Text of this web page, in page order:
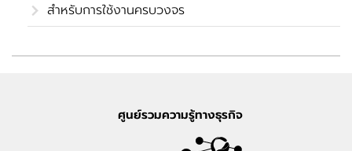
สำหรับการใช้งานครบวงจร
ศูนย์รวมความรู้ทางธุรกิจ